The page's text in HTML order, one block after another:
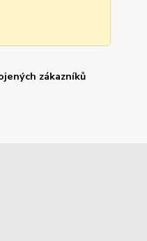
zákazníků